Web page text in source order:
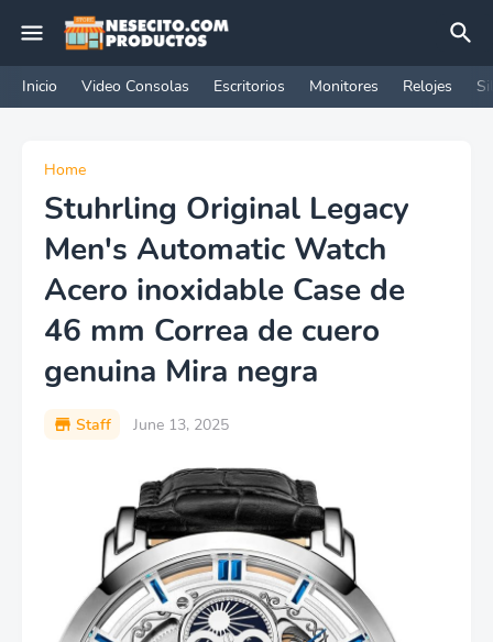
Inicio Video Consolas Escritorios Monitores Relojes
Home
Stuhrling Original Legacy
Men's Automatic Watch
Acero inoxidable Case de
46 mm Correa de cuero
genuina Mira negra
Staff June 13, 2025